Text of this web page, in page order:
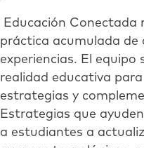
Educación
práctica acumulada de
experiencias. El equipo
realidad educativa
estrategias y
Estrategias que
a estudiantes a